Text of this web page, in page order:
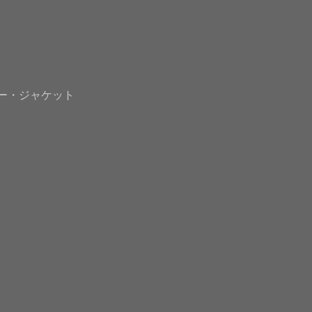
・ジャケット